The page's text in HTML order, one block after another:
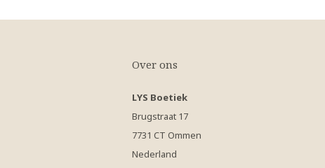
Over ons
LYS Boetiek
Brugstraat 17
7731 CT Ommen
Nederland